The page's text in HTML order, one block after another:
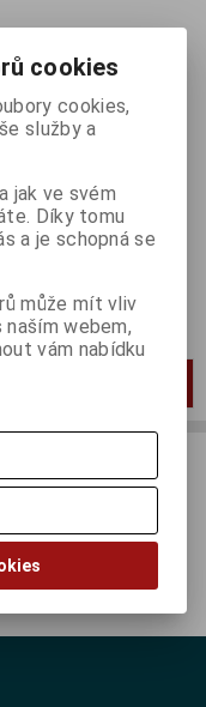
o novinkách,
cookies
cookies,
služby a
jak ve svém
Díky tomu
a je schopná se
může mít vliv
webem,
vám nabídku